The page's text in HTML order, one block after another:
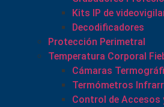
Kits IP de
Decodificadores
Protección Perimetral
Temperatura Corporal
Cámaras
Termómetros
Control de Accesos